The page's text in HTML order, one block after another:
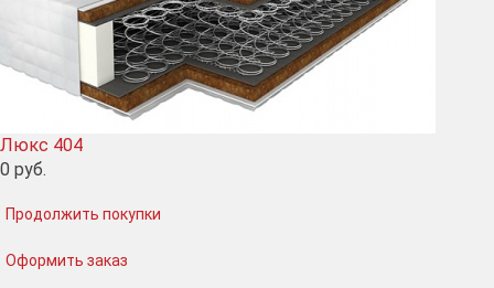
Люкс 404
0 руб.
Продолжить покупки
Оформить заказ